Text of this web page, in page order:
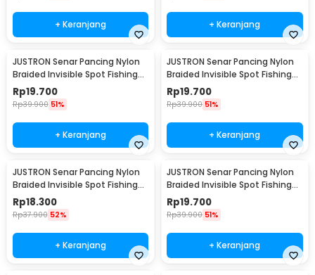
+ Keranjang + Keranjang
JUSTRON Senar Pancing Nylon
Braided Invisible Spot Fishing
Line 500M 0.6 - DPLS
Rp19.700
Rp39.900 51%
+ Keranjang
JUSTRON Senar Pancing Nylon
Braided Invisible Spot Fishing
Line 500M 0.4 - DPLS
Rp19.700
Rp39.900 51%
+ Keranjang
JUSTRON Senar Pancing Nylon
Braided Invisible Spot Fishing
Line 500M 1.2 - DPLS
Rp18.300
Rp37.900 52%
+ Keranjang
JUSTRON Senar Pancing Nylon
Braided Invisible Spot Fishing
Line 500M 1.0 - DPLS
Rp19.700
Rp39.900 51%
+ Keranjang